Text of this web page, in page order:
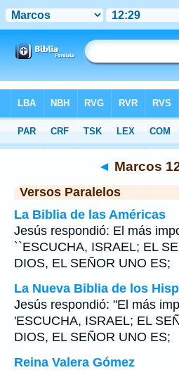
>Marcos Capítulo 12 > Verso 29
◄ Marcos
Versos Paralelos
La Biblia de las Américas
Jesús respondió: El más
``ESCUCHA, ISRAEL; EL
DIOS, EL SEÑOR UNO ES;
La Nueva Biblia de los
Jesús respondió: "El más
'ESCUCHA, ISRAEL; EL
DIOS, EL SEÑOR UNO ES;
Reina Valera Gómez